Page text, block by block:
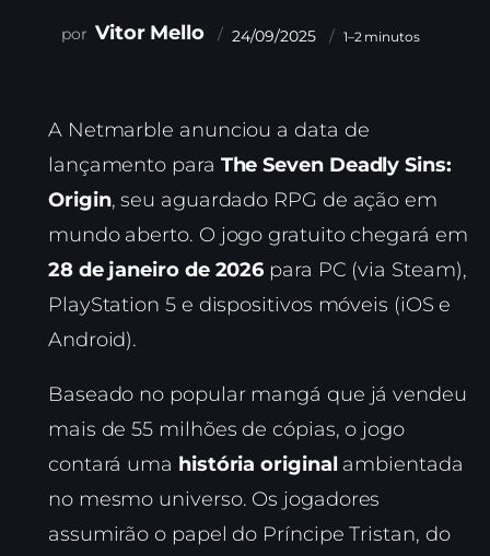
Vitor Mello 24/09/2025 1–2 minutos
A Netmarble anunciou a data de
lançamento para The Seven Deadly Sins:
Origin, seu aguardado RPG de ação em
mundo aberto. O jogo gratuito chegará em
28 de janeiro de 2026 para PC (via Steam),
PlayStation 5 e dispositivos móveis (iOS e
Android).
Baseado no popular mangá que já vendeu
mais de 55 milhões de cópias, o jogo
contará uma história original ambientada
no mesmo universo. Os jogadores
assumirão o papel do Príncipe Tristan, do